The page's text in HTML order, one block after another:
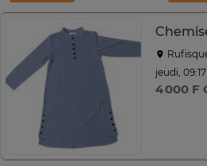
jeudi, 09:17
4 000 F